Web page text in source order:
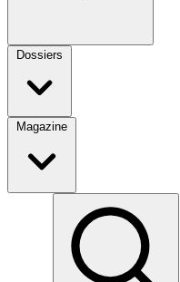
Dossiers
Magazine